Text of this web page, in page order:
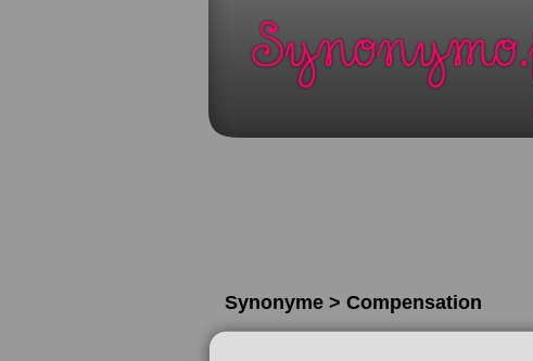
Synonyme > Compensation